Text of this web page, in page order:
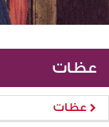
عظات
عظات